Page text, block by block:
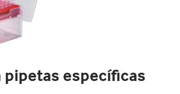
pipetas específicas